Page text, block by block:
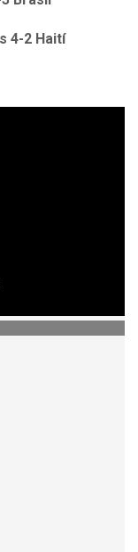
4-2 Haití